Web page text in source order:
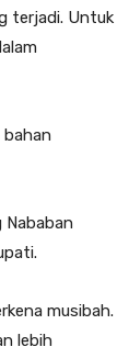
terjadi. Untuk
bahan
Nababan
musibah.
lebih